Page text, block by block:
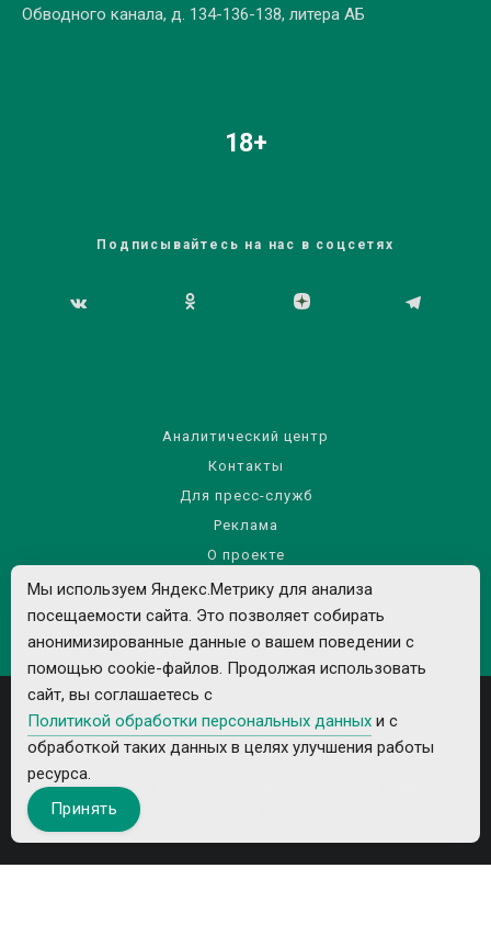
Обводного канала, д. 134-136-138, литера АБ
18+
Подписывайтесь на нас в соцсетях
Аналитический центр
Контакты
Для пресс-служб
Реклама
О проекте
Правила использования материалов сайта
Политика обработки персональных данных
Все рекламируемые товары и услуги имеют необходимые лицензии и
Мы используем Яндекс.Метрику для анализа
посещаемости сайта. Это позволяет собирать
анонимизированные данные о вашем поведении с
помощью cookie-файлов. Продолжая использовать
сайт, вы соглашаетесь с
Политикой обработки персональных данных и с
обработкой таких данных в целях улучшения работы
ресурса.
Принять